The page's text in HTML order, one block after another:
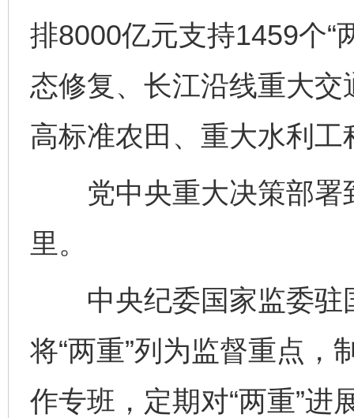
排8000亿元支持1459个“
态修复、长江沿线重大
高标准农田、重大水利工
党中央重大决策部署
里。
中央纪委国家监委驻
将“两重”列为监督重点，
作专班，定期对“两重”进